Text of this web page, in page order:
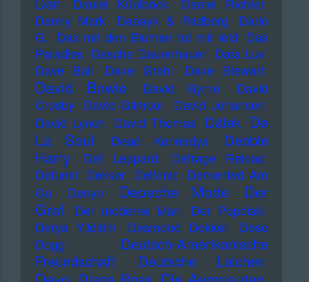
Daniel Küblböck
Daniel Richter
Danny Mark
Dapayk & Padberg
Dario
G. Das mit den Blumen tut mir leid Das
Paradies Dascha Dauenhauer Data Luv
Dave Ball
Dave Grohl Dave Stewart
David Bowie David Byrne
David
Crosby David Gilmour David Johansen
David Lynch David Thomas Dälek De
La Soul
Dead Kennedys
Debbie
Harry
Def Leppard
Defrage Reload
Defunkt Dekker Delfonic Demented Are
Go
Denyo Depeche Mode
Der
Graf
Der moderne Man
Der Popolski
Derya Yildirim
Desmond Dekker
Deso
Dogg
Deutsch-Amerikanische
Freundschaft
Deutsche Laichen